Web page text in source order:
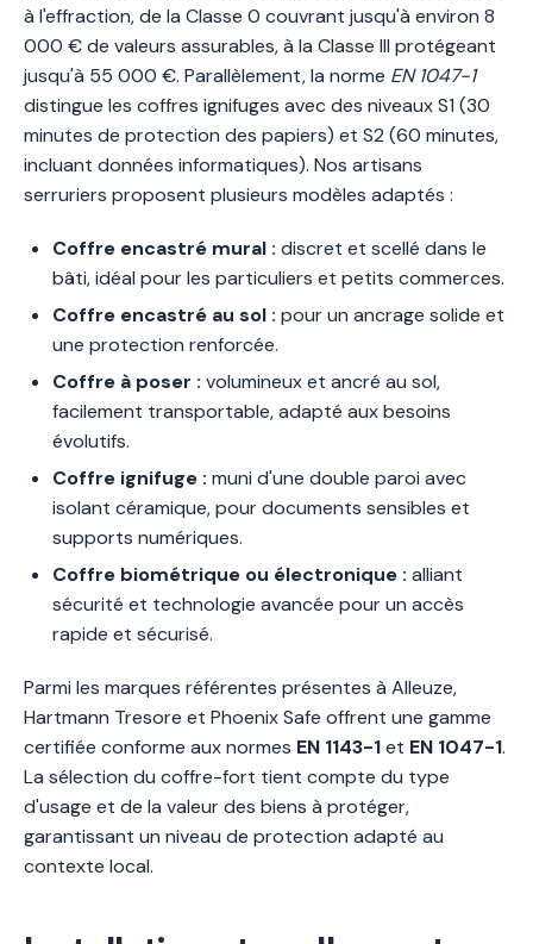
à l'effraction, de la Classe 0 couvrant jusqu'à environ 8
000 € de valeurs assurables, à la Classe III protégeant
jusqu'à 55 000 €. Parallèlement, la norme EN 1047-1
distingue les coffres ignifuges avec des niveaux S1 (30
minutes de protection des papiers) et S2 (60 minutes,
incluant données informatiques). Nos artisans
serruriers proposent plusieurs modèles adaptés :
Coffre encastré mural : discret et scellé dans le
bâti, idéal pour les particuliers et petits commerces.
Coffre encastré au sol : pour un ancrage solide et
une protection renforcée.
Coffre à poser : volumineux et ancré au sol,
facilement transportable, adapté aux besoins
évolutifs.
Coffre ignifuge : muni d'une double paroi avec
isolant céramique, pour documents sensibles et
supports numériques.
Coffre biométrique ou électronique : alliant
sécurité et technologie avancée pour un accès
rapide et sécurisé.
Parmi les marques référentes présentes à Alleuze,
Hartmann Tresore et Phoenix Safe offrent une gamme
certifiée conforme aux normes EN 1143-1et EN 1047-1.
La sélection du coffre-fort tient compte du type
d'usage et de la valeur des biens à protéger,
garantissant un niveau de protection adapté au
contexte local.